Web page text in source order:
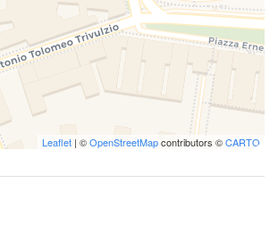
Leaflet | ©OpenStreetMapcontributors ©CARTO